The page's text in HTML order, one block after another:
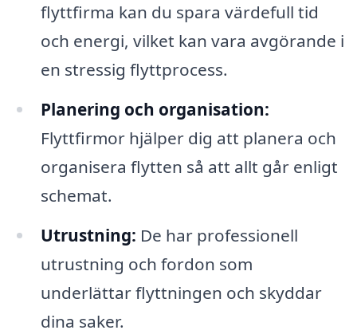
flyttfirma kan du spara värdefull tid
och energi, vilket kan vara avgörande i
en stressig flyttprocess.
Planering och organisation:
Flyttfirmor hjälper dig att planera och
organisera flytten så att allt går enligt
schemat.
Utrustning: De har professionell
utrustning och fordon som
underlättar flyttningen och skyddar
dina saker.